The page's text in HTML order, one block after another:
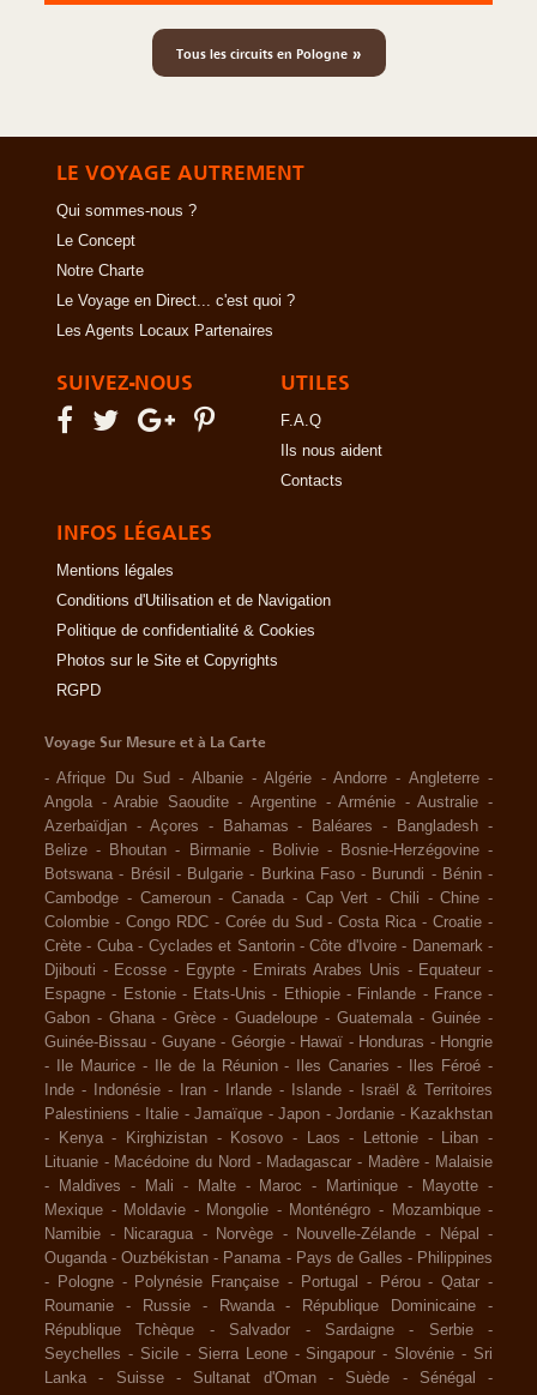
Tous les circuits en Pologne»
LE VOYAGE AUTREMENT
Qui sommes-nous ?
Le Concept
Notre Charte
Le Voyage en Direct... c'est quoi ?
Les Agents Locaux Partenaires
SUIVEZ-NOUS UTILES
F.A.Q
Ils nous aident
Contacts
INFOS LÉGALES
Mentions légales
Conditions d'Utilisation et de Navigation
Politique de confidentialité & Cookies
Photos sur le Site et Copyrights
RGPD
Voyage Sur Mesure et à La Carte
-Afrique Du Sud - Albanie -Algérie -Andorre - Angleterre -
Angola -Arabie Saoudite -Argentine -Arménie -Australie -
Azerbaïdjan - Açores - Bahamas - Baléares - Bangladesh -
Belize - Bhoutan - Birmanie - Bolivie - Bosnie-Herzégovine -
Botswana - Brésil - Bulgarie - Burkina Faso - Burundi - Bénin -
Cambodge - Cameroun - Canada - Cap Vert - Chili -Chine -
Colombie - Congo RDC - Corée du Sud -Costa Rica -Croatie -
Crète - Cuba - Cyclades et Santorin -Côte d'Ivoire - Danemark -
Djibouti - Ecosse - Egypte - Emirats Arabes Unis - Equateur -
Espagne - Estonie - Etats-Unis - Ethiopie - Finlande - France -
Gabon - Ghana - Grèce - Guadeloupe - Guatemala - Guinée -
Guinée-Bissau - Guyane - Géorgie - Hawaï - Honduras - Hongrie
-
Ile Maurice - Ile de la Réunion - Iles Canaries - Iles Féroé -
Inde - Indonésie - Iran - Irlande - Islande -
Israël & Territoires
Palestiniens - Italie - Jamaïque - Japon - Jordanie - Kazakhstan
-
Kenya - Kirghizistan - Kosovo - Laos - Lettonie - Liban -
Lituanie - Macédoine du Nord - Madagascar - Madère - Malaisie
-
Maldives - Mali - Malte - Maroc - Martinique - Mayotte -
Mexique - Moldavie - Mongolie - Monténégro - Mozambique -
Namibie - Nicaragua - Norvège - Nouvelle-Zélande - Népal
-
Ouganda -Ouzbékistan - Panama - Pays de Galles - Philippines
-
Pologne - Polynésie Française - Portugal - Pérou -Qatar -
Roumanie
- Russie - Rwanda - République Dominicaine
-
République Tchèque
- Salvador - Sardaigne - Serbie
-
Seychelles - Sicile - Sierra Leone - Singapour - Slovénie - Sri
Lanka
- Suisse - Sultanat d'Oman - Suède - Sénégal
-